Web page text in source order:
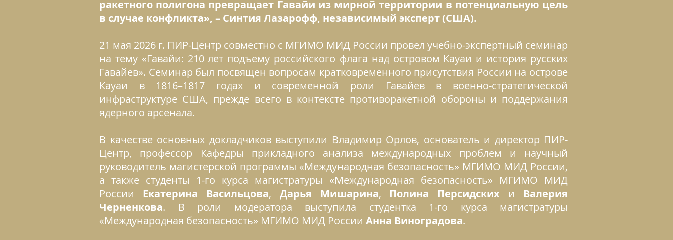
ракетного полигона превращает Гавайи из мирной территории в потенциальную цель
в случае конфликта», – Синтия Лазарофф, независимый эксперт (США).
21 мая 2026 г. ПИР-Центр совместно с МГИМО МИД России провел учебно-экспертный семинар
на тему «Гавайи: 210 лет подъему российского флага над островом Кауаи и история русских
Гавайев». Семинар был посвящен вопросам кратковременного присутствия России на острове
Кауаи в 1816–1817 годах и современной роли Гавайев в военно-стратегической
инфраструктуре США, прежде всего в контексте противоракетной обороны и поддержания
ядерного арсенала.
В качестве основных докладчиков выступили Владимир Орлов, основатель и директор ПИР-
Центр, профессор Кафедры прикладного анализа международных проблем и научный
руководитель магистерской программы «Международная безопасность» МГИМО МИД России,
а также студенты 1-го курса магистратуры «Международная безопасность» МГИМО МИД
России Екатерина Васильцова, Дарья Мишарина, Полина Персидских и Валерия
Черненкова. В роли модератора выступила студентка 1-го курса магистратуры
«Международная безопасность» МГИМО МИД России Анна Виноградова.